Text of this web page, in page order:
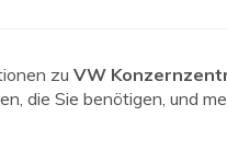
zu VW
die Sie benötigen, und